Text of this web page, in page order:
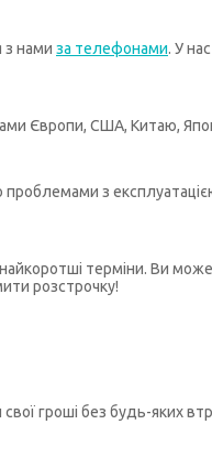
з нами за телефонами. У
Європи, США, Китаю,
проблемами з
терміни. Ви
розстрочку!
гроші без будь-яких